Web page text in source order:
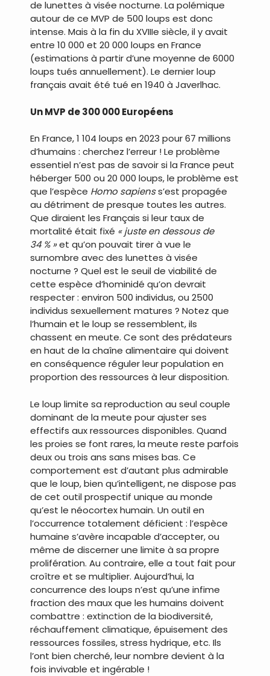
de lunettes à visée nocturne. La polémique
autour de ce MVP de 500 loups est donc
intense. Mais à la fin du XVIIIe siècle, il y avait
entre 10 000 et 20 000 loups en France
(estimations à partir d’une moyenne de 6000
loups tués annuellement). Le dernier loup
français avait été tué en 1940 à Javerlhac.
Un MVP de 300 000 Européens
En France, 1 104 loups en 2023 pour 67 millions
d’humains : cherchez l’erreur ! Le problème
essentiel n’est pas de savoir si la France peut
héberger 500 ou 20 000 loups, le problème est
que l’espèce Homo sapienss’est propagée
au détriment de presque toutes les autres.
Que diraient les Français si leur taux de
mortalité était fixé « juste en dessous de
34 % »et qu’on pouvait tirer à vue le
surnombre avec des lunettes à visée
nocturne ? Quel est le seuil de viabilité de
cette espèce d’hominidé qu’on devrait
respecter : environ 500 individus, ou 2500
individus sexuellement matures ? Notez que
l’humain et le loup se ressemblent, ils
chassent en meute. Ce sont des prédateurs
en haut de la chaîne alimentaire qui doivent
en conséquence réguler leur population en
proportion des ressources à leur disposition.
Le loup limite sa reproduction au seul couple
dominant de la meute pour ajuster ses
effectifs aux ressources disponibles. Quand
les proies se font rares, la meute reste parfois
deux ou trois ans sans mises bas. Ce
comportement est d’autant plus admirable
que le loup, bien qu’intelligent, ne dispose pas
de cet outil prospectif unique au monde
qu’est le néocortex humain. Un outil en
l’occurrence totalement déficient : l’espèce
humaine s’avère incapable d’accepter, ou
même de discerner une limite à sa propre
prolifération. Au contraire, elle a tout fait pour
croître et se multiplier. Aujourd’hui, la
concurrence des loups n’est qu’une infime
fraction des maux que les humains doivent
combattre : extinction de la biodiversité,
réchauffement climatique, épuisement des
ressources fossiles, stress hydrique, etc. Ils
l’ont bien cherché, leur nombre devient à la
fois invivable et ingérable !